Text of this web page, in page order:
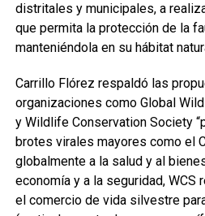
distritales y municipales, a
que permita la protección de la
manteniéndola en su hábitat
Carrillo Flórez respaldó las
organizaciones como Global
y Wildlife Conservation Society
brotes virales mayores como el
globalmente a la salud y al
economía y a la seguridad, WCS
el comercio de vida silvestre